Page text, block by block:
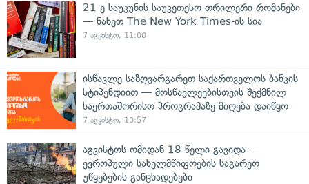
21-ე საუკუნის საუკეთესო თრილერი რომანები
— ნახეთ The New York Times-ის სია
7 აგვისტო, 11:00
ისწავლე საზღვარგარეთ საქართველოს ბანკის
სტიპენდიით — მოსწავლეებისთვის შექმნილ
საერთაშორისო პროგრამაზე მიღება დაიწყო
7 აგვისტო, 10:57
აგვისტოს ომიდან 18 წელი გავიდა —
ევროპული სახელმწიფოების საგარეო
უწყებების განცხადებები